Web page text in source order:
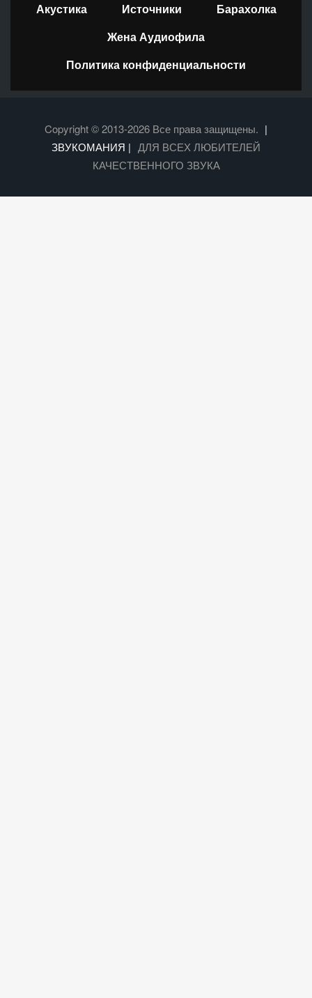
Акустика
Источники
Барахолка
Жена Аудиофила
Политика конфиденциальности
Copyright © 2013-2026 Все права защищены. |
ЗВУКОМАНИЯ | ДЛЯ ВСЕХ ЛЮБИТЕЛЕЙ
КАЧЕСТВЕННОГО ЗВУКА